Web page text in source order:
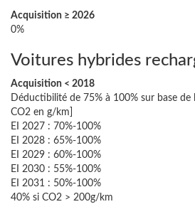
Acquisition ≥ 2026
0%
Voitures hybrides
Acquisition < 2018
Déductibilité de 75% à 100% sur base
CO2 en g/km]
EI 2027 : 70%-100%
EI 2028 : 65%-100%
EI 2029 : 60%-100%
EI 2030 : 55%-100%
EI 2031 : 50%-100%
40% si CO2 > 200g/km